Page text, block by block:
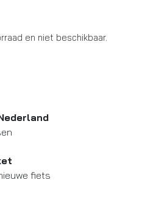
en niet beschikbaar.
fiets